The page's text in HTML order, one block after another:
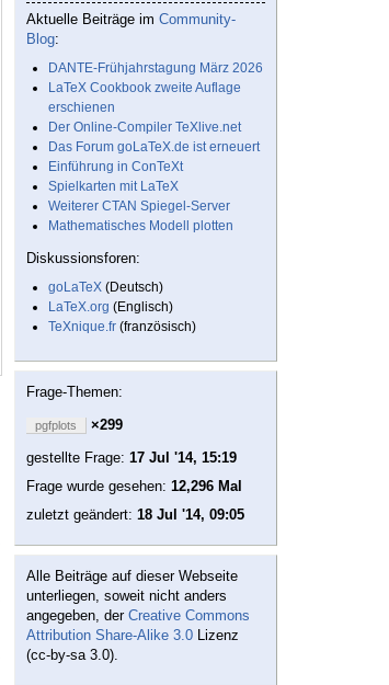
Aktuelle Beiträge im Community-
Blog:
DANTE-Frühjahrstagung März 2026
LaTeX Cookbook zweite Auflage
erschienen
Der Online-Compiler TeXlive.net
Das Forum goLaTeX.de ist erneuert
Einführung in ConTeXt
Spielkarten mit LaTeX
Weiterer CTAN Spiegel-Server
Mathematisches Modell plotten
Diskussionsforen:
goLaTeX (Deutsch)
LaTeX.org (Englisch)
TeXnique.fr (französisch)
Frage-Themen:
pgfplots
×299
gestellte Frage: 17 Jul '14, 15:19
Frage wurde gesehen: 12,296 Mal
zuletzt geändert: 18 Jul '14, 09:05
Alle Beiträge auf dieser Webseite
unterliegen, soweit nicht anders
angegeben, der Creative Commons
Attribution Share-Alike 3.0 Lizenz
(cc-by-sa 3.0).